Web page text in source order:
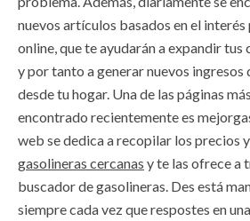
nuevos artículos basados en el interés
online, que te ayudarán a expandir
y por tanto a generar nuevos
desde tu hogar. Una de las páginas
encontrado recientemente es
web se dedica a recopilar los precios
gasolineras cercanas y te las ofrece a
buscador de gasolineras. Des está
siempre cada vez que respostes en